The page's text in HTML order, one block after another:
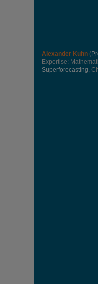
Alexander Kuhn (
Expertise:
Superforecasting,